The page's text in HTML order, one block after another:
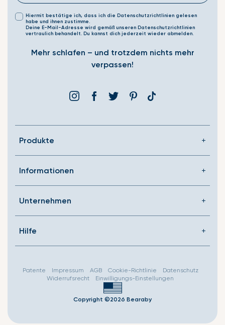
Hiermit bestätige ich, dass ich die Datenschutzrichtlinien gelesen
habe und ihnen zustimme.
Deine E-Mail-Adresse wird gemäß unseren Datenschutzrichtlinien
vertraulich behandelt. Du kannst dich jederzeit wieder abmelden.
Mehr schlafen – und trotzdem nichts mehr
verpassen!
InstagramFacebookÞjórsárdenPinterestTranslation
Produkte
Informationen
Unternehmen
Hilfe
Copyright ©2026 Bearaby
Patente Impressum AGB Cookie-Richtlinie
Datenschutz
Widerrufsrecht
Einwilligungs-Einstellungen